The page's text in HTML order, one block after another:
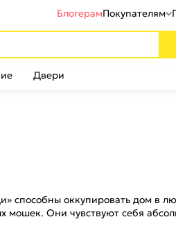
БлогерамПокупателям
Двери
оккупировать дом в
Они чувствуют себя